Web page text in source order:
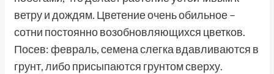
ветру и дождям. Цветение очень обильное –
сотни постоянно возобновляющихся цветков.
Посев: февраль, семена слегка вдавливаются в
грунт, либо присыпаются грунтом сверху.